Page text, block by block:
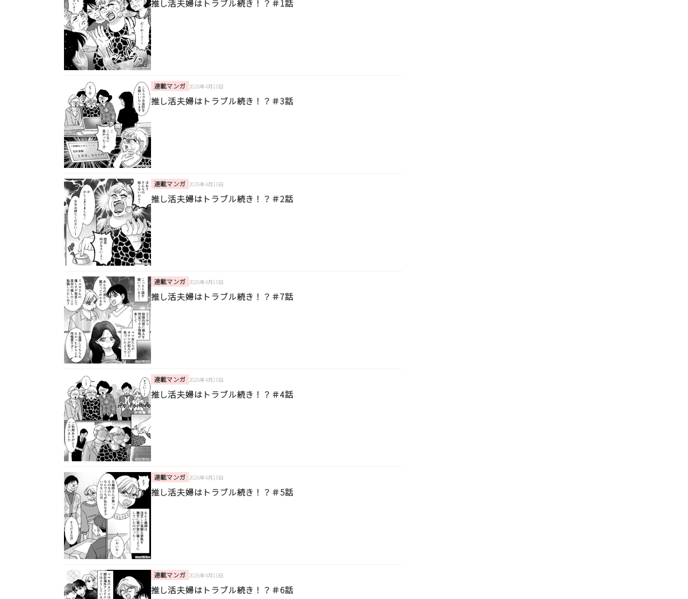
推し活夫婦はトラブル続き！？＃1話
連載マンガ 2026年4月10日
推し活夫婦はトラブル続き！？＃3話
連載マンガ 2026年4月10日
推し活夫婦はトラブル続き！？＃2話
連載マンガ 2026年4月10日
推し活夫婦はトラブル続き！？＃7話
連載マンガ 2026年4月10日
推し活夫婦はトラブル続き！？＃4話
連載マンガ 2026年4月10日
推し活夫婦はトラブル続き！？＃5話
連載マンガ 2026年4月10日
推し活夫婦はトラブル続き！？＃6話